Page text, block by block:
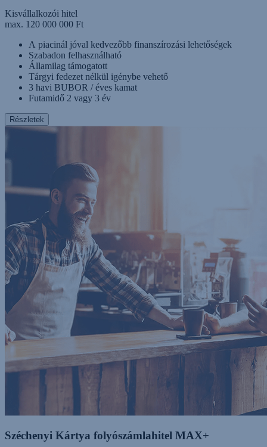
Kisvállalkozói hitel
max. 120 000 000 Ft
A piacinál jóval kedvezőbb finanszírozási lehetőségek
Szabadon felhasználható
Államilag támogatott
Tárgyi fedezet nélkül igénybe vehető
3 havi BUBOR / éves kamat
Futamidő 2 vagy 3 év
Részletek
Széchenyi Kártya folyószámlahitel MAX+